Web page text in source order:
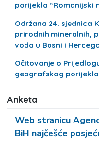
porijekla “Romanijski
Održana 24. sjednica
prirodnih mineralnih,
voda u Bosni i
Očitovanje o
geografskog porijekla
Anketa
Web stranicu
BiH najčešće